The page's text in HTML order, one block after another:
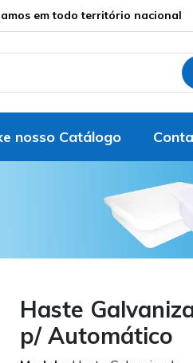
em todo território nacional
nosso Catálogo
Haste
p/ Automático